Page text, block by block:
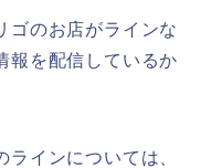
ゴのお店がラインな
報を配信しているか
インについては、